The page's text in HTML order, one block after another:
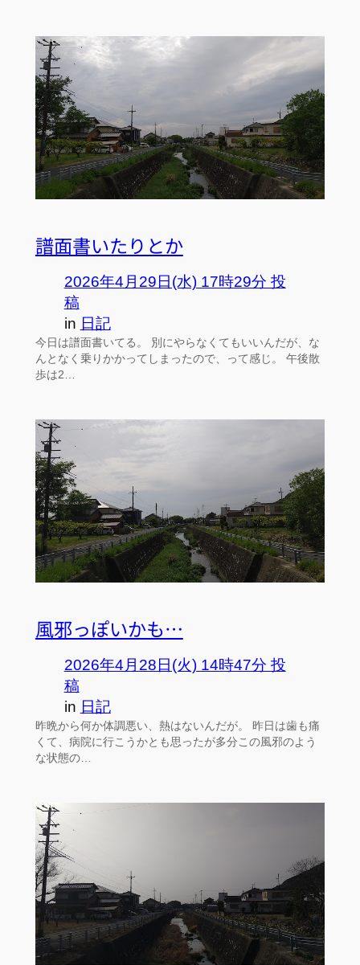
譜面書いたりとか
2026年4月29日(水) 17時29分 投
稿
in 日記
今日は譜面書いてる。 別にやらなくてもいいんだが、な
んとなく乗りかかってしまったので、って感じ。 午後散
歩は2…
風邪っぽいかも…
2026年4月28日(火) 14時47分 投
稿
in 日記
昨晩から何か体調悪い、熱はないんだが。 昨日は歯も痛
くて、病院に行こうかとも思ったが多分この風邪のよう
な状態の…